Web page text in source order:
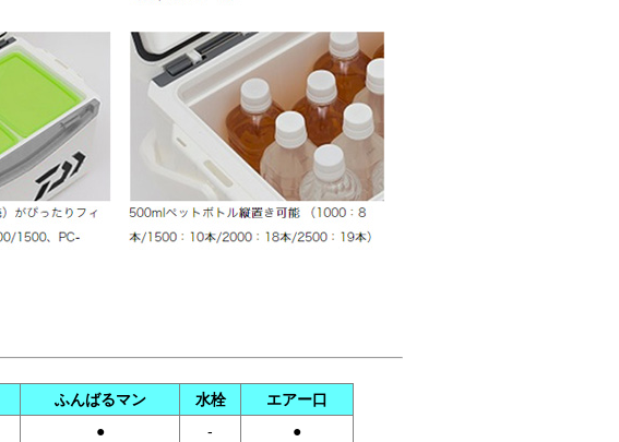
ふんばるマン 水栓
エアー口
● -
●